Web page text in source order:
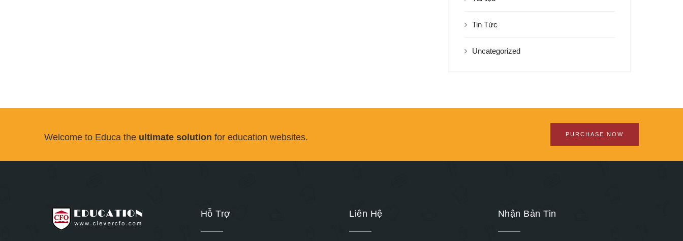
Tin Tức
Uncategorized
Welcome to Educa the ultimate solution for education websites. PURCHASE NOW
Hỗ Trợ Liên Hệ Nhận Bản Tin